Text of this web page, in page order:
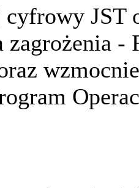
cyfrowy JST
zagrożenia -